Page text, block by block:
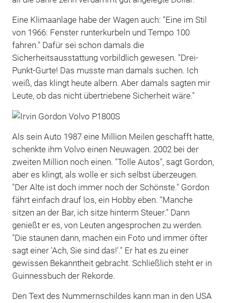
Eine Klimaanlage habe der Wagen auch: "Eine im Stil
von 1966: Fenster runterkurbeln und Tempo 100
fahren." Dafür sei schon damals die
Sicherheitsausstattung vorbildlich gewesen. "Drei-
Punkt-Gurte! Das musste man damals suchen. Ich
weiß, das klingt heute albern. Aber damals sagten mir
Leute, ob das nicht übertriebene Sicherheit wäre."
Als sein Auto 1987 eine Million Meilen geschafft hatte,
schenkte ihm Volvo einen Neuwagen. 2002 bei der
zweiten Million noch einen. "Tolle Autos", sagt Gordon,
aber es klingt, als wolle er sich selbst überzeugen.
"Der Alte ist doch immer noch der Schönste." Gordon
fährt einfach drauf los, ein Hobby eben. "Manche
sitzen an der Bar, ich sitze hinterm Steuer." Dann
genießt er es, von Leuten angesprochen zu werden.
"Die staunen dann, machen ein Foto und immer öfter
sagt einer 'Ach, Sie sind das!'." Er hat es zu einer
gewissen Bekanntheit gebracht. Schließlich steht er in
Guinnessbuch der Rekorde.
Den Text des Nummernschildes kann man in den USA